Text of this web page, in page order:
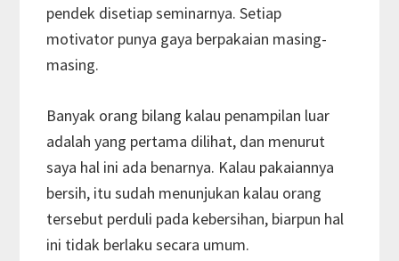
pendek disetiap seminarnya. Setiap
motivator punya gaya berpakaian masing-
masing.
Banyak orang bilang kalau penampilan luar
adalah yang pertama dilihat, dan menurut
saya hal ini ada benarnya. Kalau pakaiannya
bersih, itu sudah menunjukan kalau orang
tersebut perduli pada kebersihan, biarpun hal
ini tidak berlaku secara umum.